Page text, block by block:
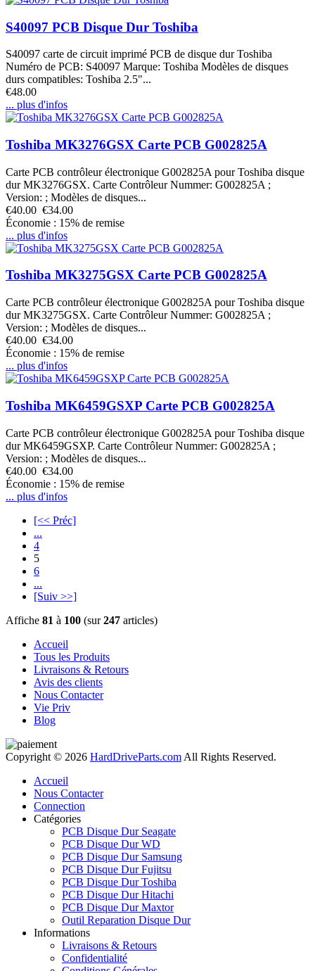
S40097 PCB Disque Dur Toshiba
S40097 carte de circuit imprimé PCB de disque dur Toshiba
Numéro de PCB: S40097 Marque: Toshiba Modèles de disques
durs compatibles: Toshiba 2.5"...
€48.00
... plus d'infos
Toshiba MK3276GSX Carte PCB G002825A
Carte PCB contrôleur électronique G002825A pour Toshiba disque
dur MK3276GSX. Carte Contrôleur Nummer: G002825A ;
Version: ; Modèles de disques...
€40.00 €34.00
Économie : 15% de remise
... plus d'infos
Toshiba MK3275GSX Carte PCB G002825A
Carte PCB contrôleur électronique G002825A pour Toshiba disque
dur MK3275GSX. Carte Contrôleur Nummer: G002825A ;
Version: ; Modèles de disques...
€40.00 €34.00
Économie : 15% de remise
... plus d'infos
Toshiba MK6459GSXP Carte PCB G002825A
Carte PCB contrôleur électronique G002825A pour Toshiba disque
dur MK6459GSXP. Carte Contrôleur Nummer: G002825A ;
Version: ; Modèles de disques...
€40.00 €34.00
Économie : 15% de remise
... plus d'infos
[<< Préc]
...
4
5
6
...
[Suiv >>]
Affiche 81 à 100 (sur247 articles)
Accueil
Tous les Produits
Livraisons & Retours
Avis des clients
Nous Contacter
Vie Priv
Blog
Copyright © 2026 HardDriveParts.com All Rights Reserved.
Accueil
Nous Contacter
Connection
Catégories
PCB Disque Dur Seagate
PCB Disque Dur WD
PCB Disque Dur Samsung
PCB Disque Dur Fujitsu
PCB Disque Dur Toshiba
PCB Disque Dur Hitachi
PCB Disque Dur Maxtor
Outil Reparation Disque Dur
Informations
Livraisons & Retours
Confidentialité